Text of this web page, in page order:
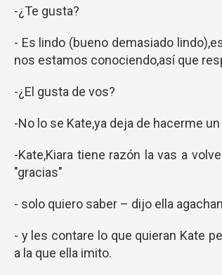
-¿Te gusta?
- Es lindo (bueno demasiado
nos estamos conociendo,así que
-¿El gusta de vos?
-No lo se Kate,ya deja de hacerme
-Kate,Kiara tiene razón la vas a
"gracias"
- solo quiero saber – dijo ella
- y les contare lo que quieran Kate
a la que ella imito.